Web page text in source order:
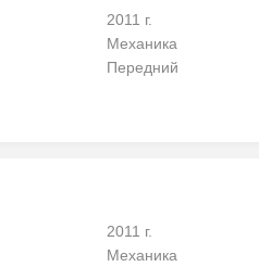
2011 г.
Механика
Передний
2011 г.
Механика